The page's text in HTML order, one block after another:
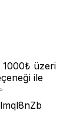
üzeri
ile